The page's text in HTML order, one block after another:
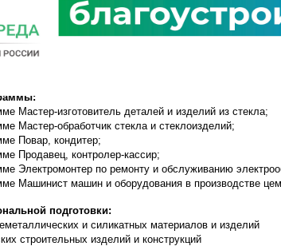
ДОПОЛНИТЕЛЬНЫЕ
Мастер-изготовитель деталей и изделий из стекла;
Мастер-обработчик стекла и стеклоизделий;
Повар, кондитер;
Продавец, контролер-кассир;
Электромонтер по ремонту и обслуживанию
Машинист машин и оборудования в производстве
подготовки:
и силикатных материалов и изделий
строительных изделий и конструкций